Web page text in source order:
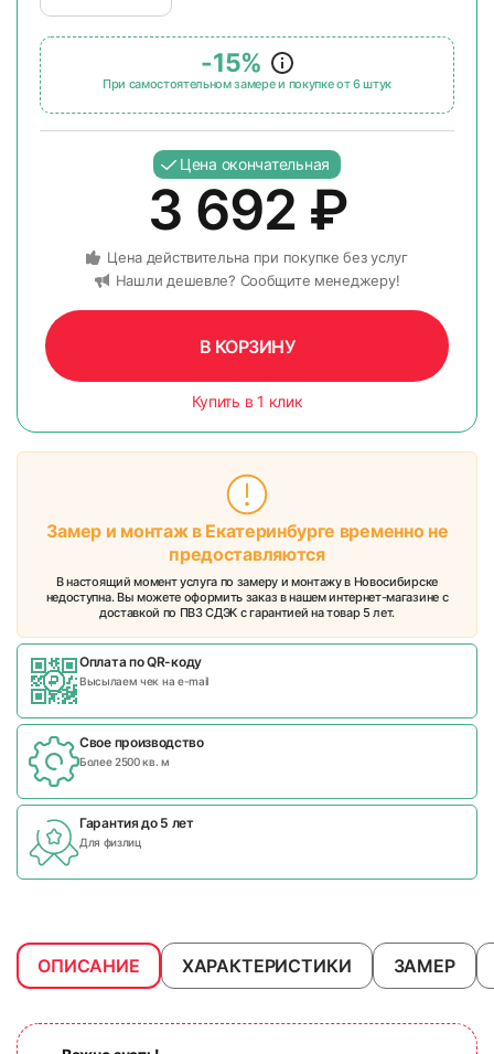
-15%
При самостоятельном замере и покупке от 6 штук
Цена окончательная
3 692 ₽
Цена действительна при покупке без услуг
Нашли дешевле? Сообщите менеджеру!
В КОРЗИНУ
Купить в 1 клик
Замер и монтаж в Екатеринбурге временно не
предоставляются
В настоящий момент услуга по замеру и монтажу в Новосибирске
недоступна. Вы можете оформить заказ в нашем интернет-магазине с
доставкой по ПВЗ СДЭК с гарантией на товар 5 лет.
Оплата по QR-коду
Высылаем чек на e-mail
Свое производство
Более 2500 кв. м
Гарантия до 5 лет
Для физлиц
ОПИСАНИЕ ХАРАКТЕРИСТИКИ ЗАМЕР